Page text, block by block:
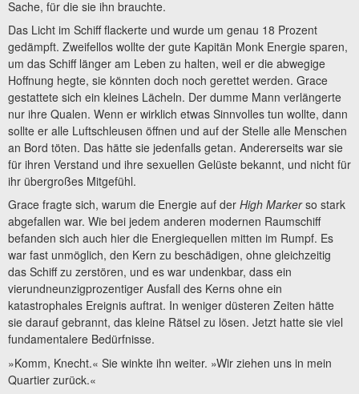
Sache, für die sie ihn brauchte.
Das Licht im Schiff flackerte und wurde um genau 18 Prozent
gedämpft. Zweifellos wollte der gute Kapitän Monk Energie sparen,
um das Schiff länger am Leben zu halten, weil er die abwegige
Hoffnung hegte, sie könnten doch noch gerettet werden. Grace
gestattete sich ein kleines Lächeln. Der dumme Mann verlängerte
nur ihre Qualen. Wenn er wirklich etwas Sinnvolles tun wollte, dann
sollte er alle Luftschleusen öffnen und auf der Stelle alle Menschen
an Bord töten. Das hätte sie jedenfalls getan. Andererseits war sie
für ihren Verstand und ihre sexuellen Gelüste bekannt, und nicht für
ihr übergroßes Mitgefühl.
Grace fragte sich, warum die Energie auf der High Markerso stark
abgefallen war. Wie bei jedem anderen modernen Raumschiff
befanden sich auch hier die Energiequellen mitten im Rumpf. Es
war fast unmöglich, den Kern zu beschädigen, ohne gleichzeitig
das Schiff zu zerstören, und es war undenkbar, dass ein
vierundneunzigprozentiger Ausfall des Kerns ohne ein
katastrophales Ereignis auftrat. In weniger düsteren Zeiten hätte
sie darauf gebrannt, das kleine Rätsel zu lösen. Jetzt hatte sie viel
fundamentalere Bedürfnisse.
»Komm, Knecht.« Sie winkte ihn weiter. »Wir ziehen uns in mein
Quartier zurück.«